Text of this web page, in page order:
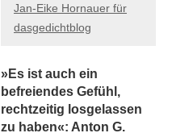
Jan-Eike Hornauer für
dasgedichtblog
»Es ist auch ein
befreiendes Gefühl,
rechtzeitig losgelassen
zu haben«: Anton G.